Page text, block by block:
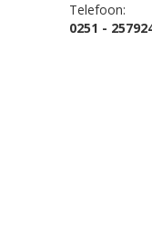
Telefoon:
0251 -